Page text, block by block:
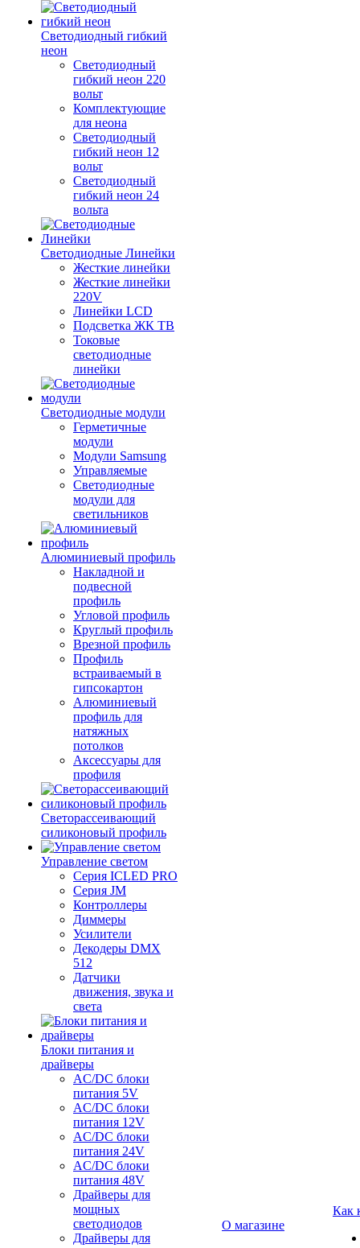
Светодиодный гибкий
неон
Светодиодный
гибкий неон 220
вольт
Комплектующие
для неона
Светодиодный
гибкий неон 12
вольт
Светодиодный
гибкий неон 24
вольта
Светодиодные Линейки
Жесткие линейки
Жесткие линейки
220V
Линейки LCD
Подсветка ЖК ТВ
Токовые
светодиодные
линейки
Светодиодные модули
Герметичные
модули
Модули Samsung
Управляемые
Светодиодные
модули для
светильников
Алюминиевый профиль
Накладной и
подвесной
профиль
Угловой профиль
Круглый профиль
Врезной профиль
Профиль
встраиваемый в
гипсокартон
Алюминиевый
профиль для
натяжных
потолков
Аксессуары для
профиля
Светорассеивающий
силиконовый профиль
Управление светом
Серия ICLED PRO
Серия JM
Контроллеры
Диммеры
Усилители
Декодеры DMX
512
Датчики
движения, звука и
света
Блоки питания и
драйверы
AC/DC блоки
питания 5V
AC/DC блоки
питания 12V
AC/DC блоки
питания 24V
AC/DC блоки
питания 48V
Драйверы для
мощных
светодиодов
Драйверы для
О магазине
Как